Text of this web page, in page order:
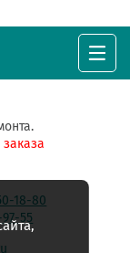
18-80
55